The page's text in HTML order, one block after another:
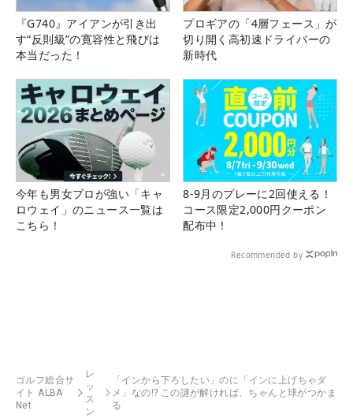
『G740』アイアンが引き出
す“反則級”の寛容性と飛びは
本当だった！
プロギアの「4層フェース」が
切り開く高初速ドライバーの
新時代
今年も男女プロが強い「キャ
ロウェイ」のニュース一覧は
こちら！
8-9月のプレーに2回使える！
コース限定2,000円クーポン
配布中！
Recommended by
ゴルフ総合サ
イト ALBA
Net
レ
ッ
ス
ン
「インから下ろしたい」のに「インに上げちゃダ
メ」なの!? この謎が解ければ、ちゃんと球がつかま
る